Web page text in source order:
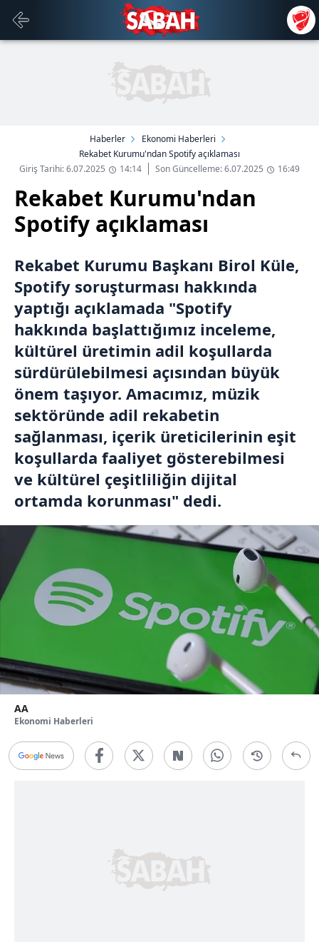
Haberler
Ekonomi Haberleri
Rekabet Kurumu'ndan Spotify açıklaması
Giriş Tarihi: 6.07.2025
14:14 Son Güncelleme: 6.07.2025 16:49
Rekabet Kurumu'ndan
Spotify açıklaması
Rekabet Kurumu Başkanı Birol Küle,
Spotify soruşturması hakkında
yaptığı açıklamada "Spotify
hakkında başlattığımız inceleme,
kültürel üretimin adil koşullarda
sürdürülebilmesi açısından büyük
önem taşıyor. Amacımız, müzik
sektöründe adil rekabetin
sağlanması, içerik üreticilerinin eşit
koşullarda faaliyet gösterebilmesi
ve kültürel çeşitliliğin dijital
ortamda korunması" dedi.
AA
Ekonomi Haberleri